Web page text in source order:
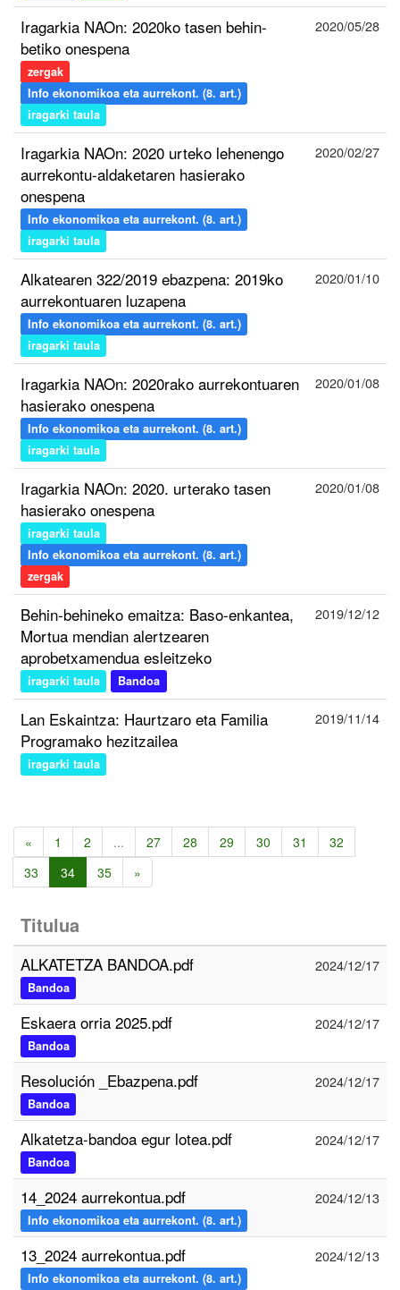
Iragarkia NAOn: 2020ko tasen behin-
betiko onespena
zergak
Info ekonomikoa eta aurrekont. (8. art.)
iragarki taula
2020/05/28
Iragarkia NAOn: 2020 urteko lehenengo
aurrekontu-aldaketaren hasierako
onespena
Info ekonomikoa eta aurrekont. (8. art.)
iragarki taula
2020/02/27
Alkatearen 322/2019 ebazpena: 2019ko
aurrekontuaren luzapena
Info ekonomikoa eta aurrekont. (8. art.)
iragarki taula
2020/01/10
Iragarkia NAOn: 2020rako aurrekontuaren
hasierako onespena
Info ekonomikoa eta aurrekont. (8. art.)
iragarki taula
2020/01/08
Iragarkia NAOn: 2020. urterako tasen
hasierako onespena
iragarki taula
Info ekonomikoa eta aurrekont. (8. art.)
zergak
2020/01/08
Behin-behineko emaitza: Baso-enkantea,
Mortua mendian alertzearen
aprobetxamendua esleitzeko
iragarki taula Bandoa
2019/12/12
Lan Eskaintza: Haurtzaro eta Familia
Programako hezitzailea
iragarki taula
2019/11/14
« 1 2 ... 27 28 29 30 31
32
33
34 35 »
Titulua
ALKATETZA BANDOA.pdf
Bandoa
2024/12/17
Eskaera orria 2025.pdf
Bandoa
2024/12/17
Resolución _Ebazpena.pdf
Bandoa
2024/12/17
Alkatetza-bandoa egur lotea.pdf
Bandoa
2024/12/17
14_2024 aurrekontua.pdf
Info ekonomikoa eta aurrekont. (8. art.)
2024/12/13
13_2024 aurrekontua.pdf
Info ekonomikoa eta aurrekont. (8. art.)
2024/12/13